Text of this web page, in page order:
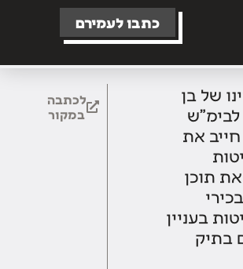
כתבו לעמירם
של בן
לבימ"ש
חייב את
תוכן
בעניין
בתיק
לכתבה
במקור